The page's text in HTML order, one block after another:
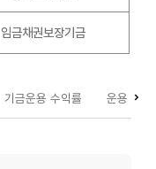
임금채권보장기금
기금운용 수익률 운용 게시